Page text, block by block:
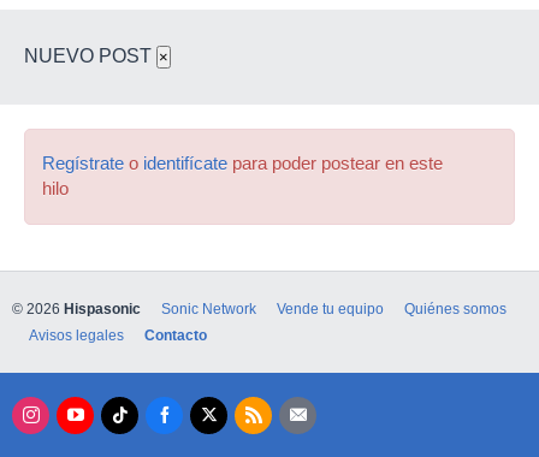
NUEVO POST ×
Regístrate o identifícate para poder postear en este
hilo
© 2026 Hispasonic Sonic Network Vende tu equipo
Quiénes somos
Avisos legales
Contacto